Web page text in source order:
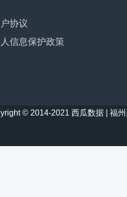
协议
信息保护政策
© 2014-2021 西瓜数据 | 福